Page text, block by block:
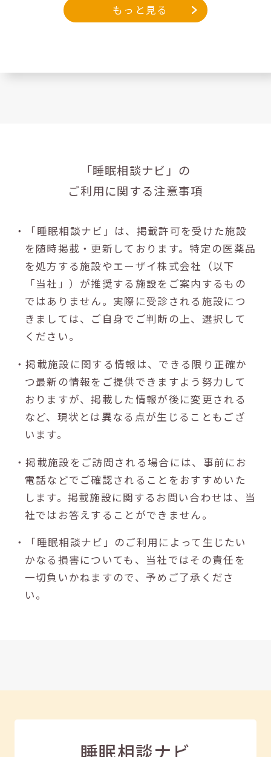
もっと見る
「睡眠相談ナビ」の
ご利用に関する注意事項
・「睡眠相談ナビ」は、掲載許可を受けた施設
を随時掲載・更新しております。特定の医薬品
を処方する施設やエーザイ株式会社（以下
「当社」）が推奨する施設をご案内するもの
ではありません。実際に受診される施設につ
きましては、ご自身でご判断の上、選択して
ください。
・掲載施設に関する情報は、できる限り正確か
つ最新の情報をご提供できますよう努力して
おりますが、掲載した情報が後に変更される
など、現状とは異なる点が生じることもござ
います。
・掲載施設をご訪問される場合には、事前にお
電話などでご確認されることをおすすめいた
します。掲載施設に関するお問い合わせは、当
社ではお答えすることができません。
・「睡眠相談ナビ」のご利用によって生じたい
かなる損害についても、当社ではその責任を
一切負いかねますので、予めご了承くださ
い。
睡眠相談ナビ